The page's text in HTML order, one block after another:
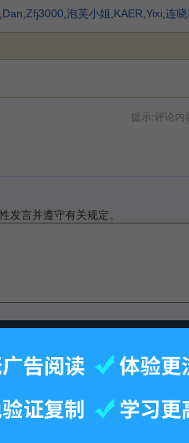
Dan Zfj3000 泡芙小姐 KAER Yixi 连晓
提示:评论内
发言并遵守有关规定。
此页面最
智库首页 百科首页 关于百科 客户端
©2026
闽